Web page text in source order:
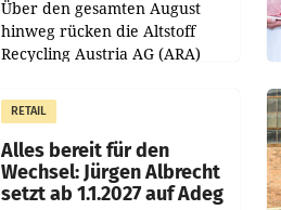
Über den gesamten August
hinweg rücken die Altstoff
Recycling Austria AG (ARA)
Müller die Initiative „Kreislauf-
Helden“ in allen
österreichischen Müller-Filialen
RETAIL
Alles bereit für den
Wechsel: Jürgen Albrecht
setzt ab 1.1.2027 auf Adeg